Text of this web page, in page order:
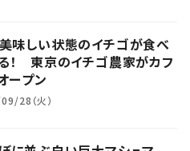
味しい状態のイチゴが食べ
！ 東京のイチゴ農家がカフ
ープン
28（火）